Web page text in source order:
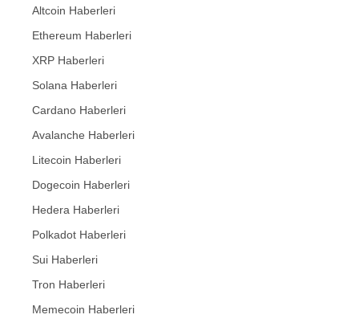
Altcoin Haberleri
Ethereum Haberleri
XRP Haberleri
Solana Haberleri
Cardano Haberleri
Avalanche Haberleri
Litecoin Haberleri
Dogecoin Haberleri
Hedera Haberleri
Polkadot Haberleri
Sui Haberleri
Tron Haberleri
Memecoin Haberleri